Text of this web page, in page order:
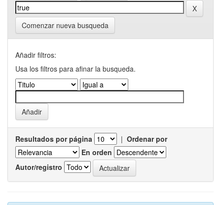
Comenzar nueva busqueda
Añadir filtros:
Usa los filtros para afinar la busqueda.
Resultados por página | Ordenar por
En orden
Autor/registro